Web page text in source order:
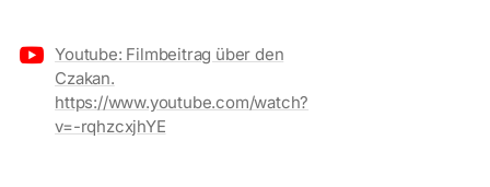
 Youtube: Filmbeitrag über den
Czakan.
https://www.youtube.com/watch?
v=-rqhzcxjhYE